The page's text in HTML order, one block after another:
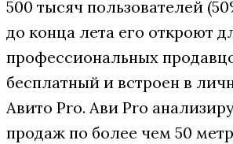
500 тысяч пользователей
до конца лета его откроют
профессиональных
бесплатный и встроен в
Авито Pro. Ави Pro
продаж по более чем 50